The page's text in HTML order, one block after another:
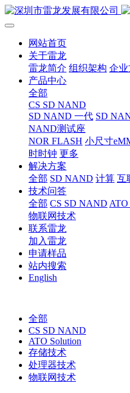
网站首页
关于雷龙
雷龙简介 组织架构 企
产品中心
全部
CS SD NAND
SD NAND 一代 SD
NAND测试座
NOR FLASH 小尺寸
时时钟 更多
解决方案
全部 SD NAND 计算 互
技术问答
全部 CS SD NAND ATO
物联网技术
联系雷龙
加入雷龙
申请样品
站内搜索
English
全部
CS SD NAND
ATO Solution
存储技术
处理器技术
物联网技术